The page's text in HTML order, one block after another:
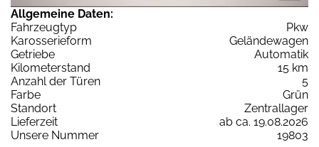
Allgemeine Daten:
Fahrzeugtyp
Pkw
Karosserieform
Geländewagen
Getriebe
Automatik
Kilometerstand
15 km
Anzahl der Türen
5
Farbe
Grün
Standort
Zentrallager
Lieferzeit
ab ca. 19.08.2026
Unsere Nummer
19803